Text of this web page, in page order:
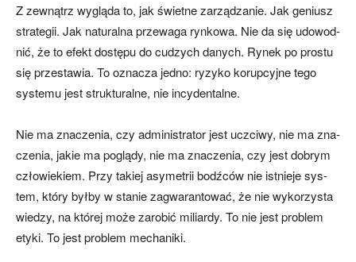
Z ze­wną­trz wy­glą­da to, jak świet­ne za­rzą­dza­nie. Jak ge­niu­sz
stra­te­gii. Jak na­tu­ral­na prze­wa­ga ryn­ko­wa. Nie da się udo­wod­
nić, że to efekt do­stę­pu do cu­dzy­ch da­ny­ch. Ry­nek po pro­stu
się prze­sta­wia. To ozna­cza jed­no: ry­zy­ko ko­rup­cyj­ne te­go
sys­te­mu je­st struk­tu­ral­ne, nie in­cy­den­tal­ne.
Nie ma zna­cze­nia, czy ad­mi­ni­stra­tor je­st uczci­wy, nie ma zna­
cze­nia, ja­kie ma po­glą­dy, nie ma zna­cze­nia, czy je­st do­brym
czło­wie­kiem. Przy ta­kiej asy­me­trii bodź­ców nie ist­nie­je sys­
tem, któ­ry był­by w sta­nie za­gwa­ran­to­wać, że nie wy­ko­rzy­sta
wie­dzy, na któ­rej mo­że za­ro­bić mi­liar­dy. To nie je­st pro­blem
ety­ki. To je­st pro­blem me­cha­ni­ki.